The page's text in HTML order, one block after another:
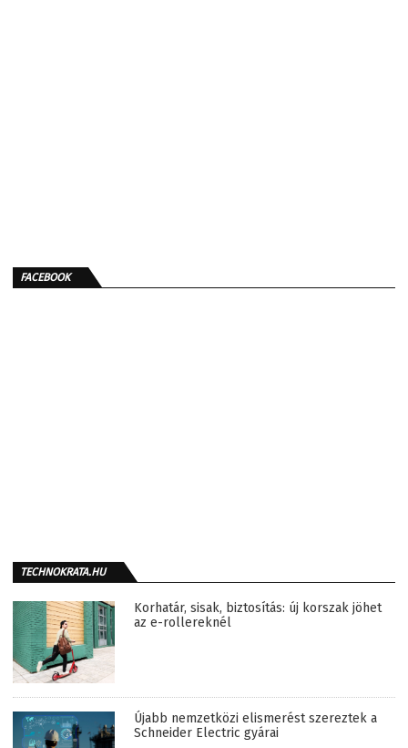
FACEBOOK
TECHNOKRATA.HU
Korhatár, sisak, biztosítás: új korszak jöhet
az e-rollereknél
Újabb nemzetközi elismerést szereztek a
Schneider Electric gyárai